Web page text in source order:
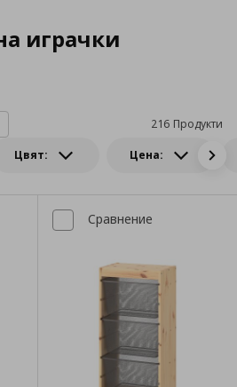
играчки
Цвят: Цена:
216 Продукти
Сравнение